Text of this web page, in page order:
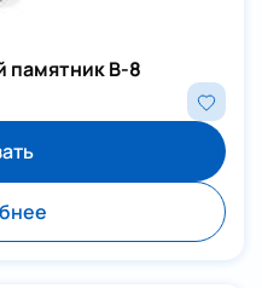
памятник В-8